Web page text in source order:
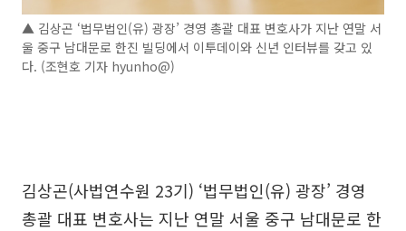
▲ 김상곤 ‘법무법인(유) 광장’ 경영 총괄 대표 변호사가 지난 연말 서
울 중구 남대문로 한진 빌딩에서 이투데이와 신년 인터뷰를 갖고 있
다. (조현호 기자 hyunho@)
김상곤(사법연수원 23기) ‘법무법인(유) 광장’ 경영
총괄 대표 변호사는 지난 연말 서울 중구 남대문로 한